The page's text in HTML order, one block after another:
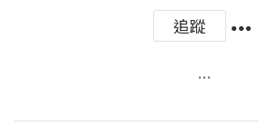
追蹤
...